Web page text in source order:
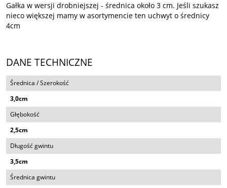
Gałka w wersji drobniejszej - średnica około 3 cm. Jeśli szukasz
nieco większej mamy w asortymencie ten uchwyt o średnicy
4cm
DANE TECHNICZNE
Średnica / Szerokość
3,0cm
Głębokość
2,5cm
Długość gwintu
3,5cm
Średnica gwintu